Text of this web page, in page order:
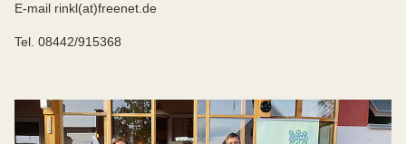
E-mail rinkl(at)freenet.de
Tel. 08442/915368